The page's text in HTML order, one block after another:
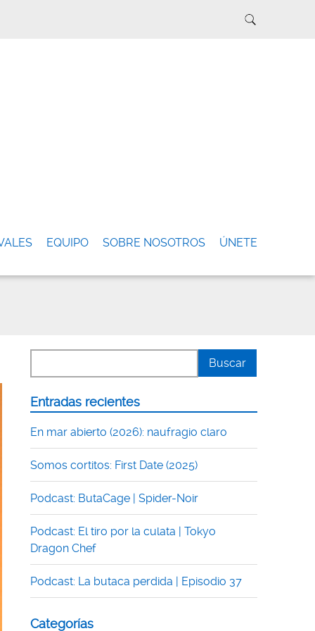
EQUIPO SOBRE NOSOTROS ÚNETE
Entradas recientes
En mar abierto (2026): naufragio claro
Somos cortitos: First Date (2025)
Podcast: ButaCage | Spider-Noir
Podcast: El tiro por la culata | Tokyo
Dragon Chef
Podcast: La butaca perdida | Episodio 37
Categorías